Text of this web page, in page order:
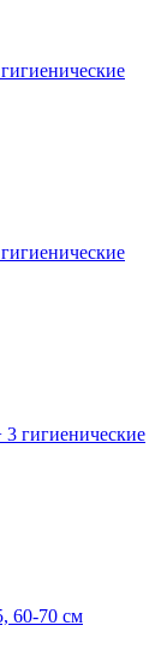
гигиенические
60-70 см